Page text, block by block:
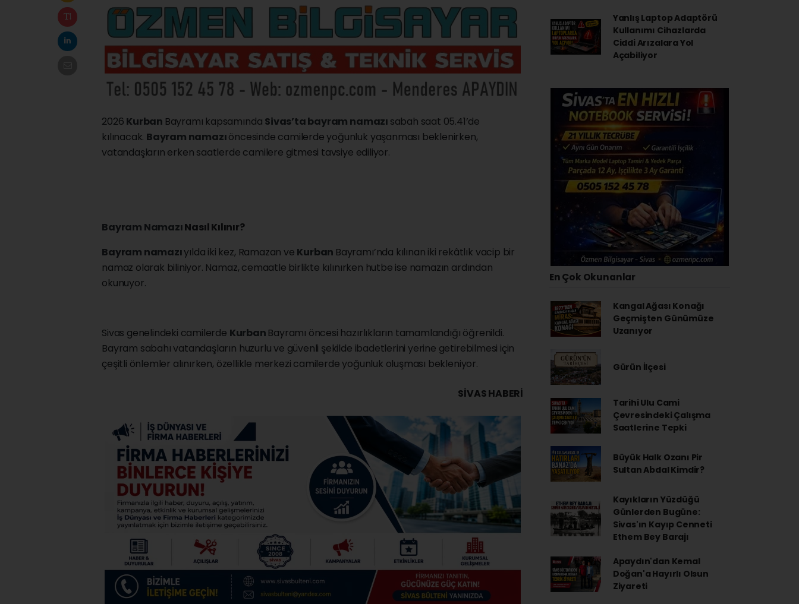
2026 Kurban Bayramı kapsamında Sivas’tabayram namazı sabah saat 05.41’de
kılınacak. Bayram namazıöncesinde camilerde yoğunluk yaşanması beklenirken,
vatandaşların erken saatlerde camilere gitmesi tavsiye ediliyor.
Bayram NamazıNasıl Kılınır?
Bayram namazıyılda iki kez, Ramazan ve Kurban Bayramı’nda kılınan iki rekâtlık vacip bir
namaz olarak biliniyor. Namaz, cemaatle birlikte kılınırken hutbe ise namazın ardından
okunuyor.
Sivas genelindeki camilerde Kurban Bayramı öncesi hazırlıkların tamamlandığı öğrenildi.
Bayram sabahı vatandaşların huzurlu ve güvenli şekilde ibadetlerini yerine getirebilmesi için
çeşitli önlemler alınırken, özellikle merkezi camilerde yoğunluk oluşması bekleniyor.
SIVAS HABERİ
Yanlış Laptop Adaptörü
Kullanımı Cihazlarda
Ciddi Arızalara Yol
Açabiliyor
En Çok Okunanlar
Kangal Ağası Konağı
Geçmişten Günümüze
Uzanıyor
Gürün İlçesi
Tarihi Ulu Cami
Çevresindeki Çalışma
Saatlerine Tepki
Büyük Halk Ozanı Pir
Sultan Abdal Kimdir?
Kayıkların Yüzdüğü
Günlerden Bugüne:
Sivas'ın Kayıp Cenneti
Ethem Bey Barajı
Apaydın'dan Kemal
Doğan'a Hayırlı Olsun
Ziyareti